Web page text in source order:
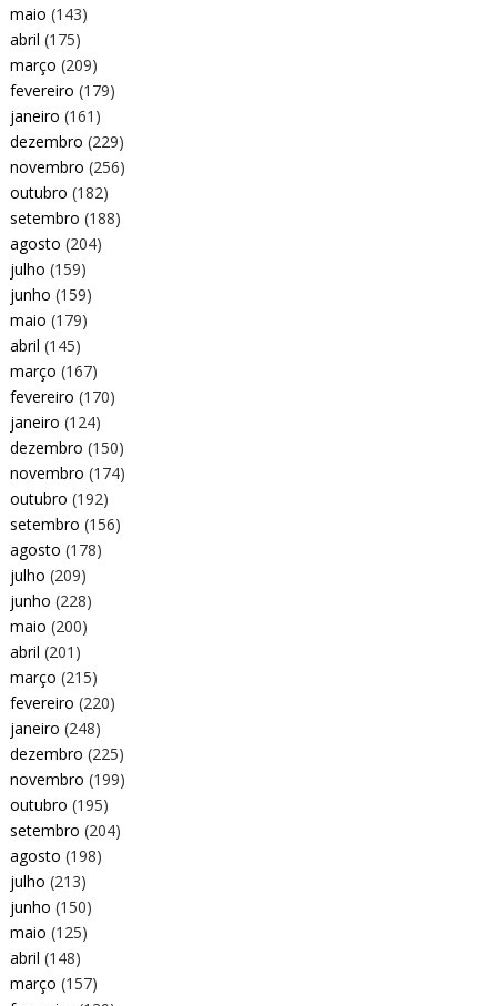
maio (143)
abril (175)
março (209)
fevereiro (179)
janeiro (161)
dezembro (229)
novembro (256)
outubro (182)
setembro (188)
agosto (204)
julho (159)
junho (159)
maio (179)
abril (145)
março (167)
fevereiro (170)
janeiro (124)
dezembro (150)
novembro (174)
outubro (192)
setembro (156)
agosto (178)
julho (209)
junho (228)
maio (200)
abril (201)
março (215)
fevereiro (220)
janeiro (248)
dezembro (225)
novembro (199)
outubro (195)
setembro (204)
agosto (198)
julho (213)
junho (150)
maio (125)
abril (148)
março (157)